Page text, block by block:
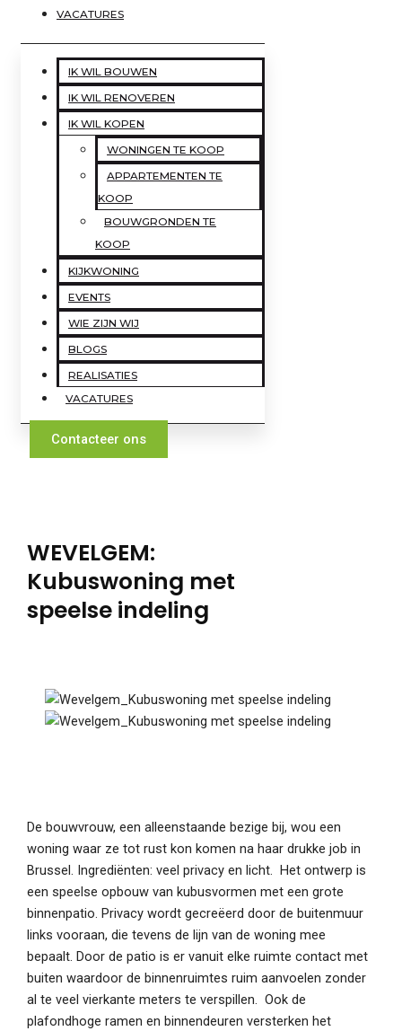
VACATURES
IK WIL BOUWEN
IK WIL RENOVEREN
IK WIL KOPEN
WONINGEN TE KOOP
APPARTEMENTEN TE
KOOP
BOUWGRONDEN TE
KOOP
KIJKWONING
EVENTS
WIE ZIJN WIJ
BLOGS
REALISATIES
VACATURES
Contacteer ons
WEVELGEM:
Kubuswoning met
speelse indeling
De bouwvrouw, een alleenstaande bezige bij, wou een
woning waar ze tot rust kon komen na haar drukke job in
Brussel. Ingrediënten: veel privacy en licht. Het ontwerp is
een speelse opbouw van kubusvormen met een grote
binnenpatio. Privacy wordt gecreëerd door de buitenmuur
links vooraan, die tevens de lijn van de woning mee
bepaalt. Door de patio is er vanuit elke ruimte contact met
buiten waardoor de binnenruimtes ruim aanvoelen zonder
al te veel vierkante meters te verspillen. Ook de
plafondhoge ramen en binnendeuren versterken het